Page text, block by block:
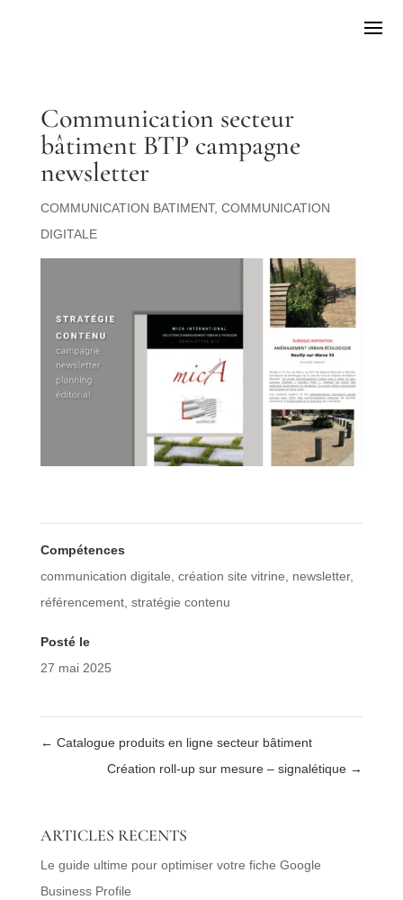
Communication secteur
bâtiment BTP campagne
newsletter
COMMUNICATION BATIMENT, COMMUNICATION
DIGITALE
Compétences
communication digitale, création site vitrine, newsletter,
référencement, stratégie contenu
Posté le
27 mai 2025
← Catalogue produits en ligne secteur bâtiment
Création roll-up sur mesure – signalétique →
ARTICLES RECENTS
Le guide ultime pour optimiser votre fiche Google
Business Profile